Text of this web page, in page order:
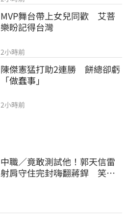
MVP舞台帶上女兒同歡　艾菩
樂盼記得台灣
2小時前
陳傑憲猛打助2連勝　餅總卻虧
「做蠢事」
2小時前
中職／竟敢測試他！郭天信雷
射肩守住完封嗨翻蔣銲 笑談